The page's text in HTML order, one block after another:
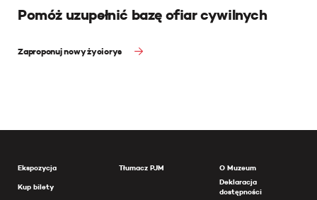
Pomóż uzupełnić bazę ofiar cywilnych
Zaproponuj nowy życiorys
Ekspozycja
Kup bilety
Tłumacz PJM
O Muzeum
Deklaracja
dostępności